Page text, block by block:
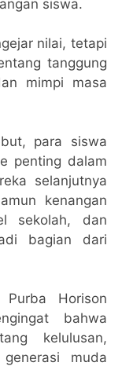
siswa.
nilai, tetapi
tanggung
mimpi masa
para siswa
penting dalam
selanjutnya
kenangan
sekolah, dan
bagian dari
Horison
bahwa
kelulusan,
muda